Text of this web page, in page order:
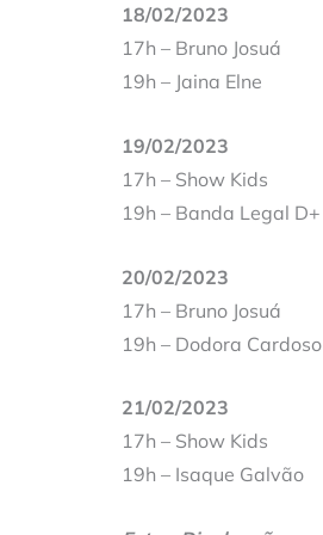
18/02/2023
17h – Bruno Josuá
19h – Jaina Elne
19/02/2023
17h – Show Kids
19h – Banda Legal D+
20/02/2023
17h – Bruno Josuá
19h – Dodora Cardoso
21/02/2023
17h – Show Kids
19h – Isaque Galvão